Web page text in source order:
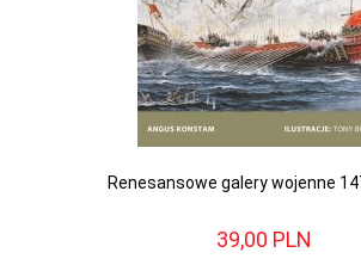
Renesansowe galery wojenne
39,00 PLN